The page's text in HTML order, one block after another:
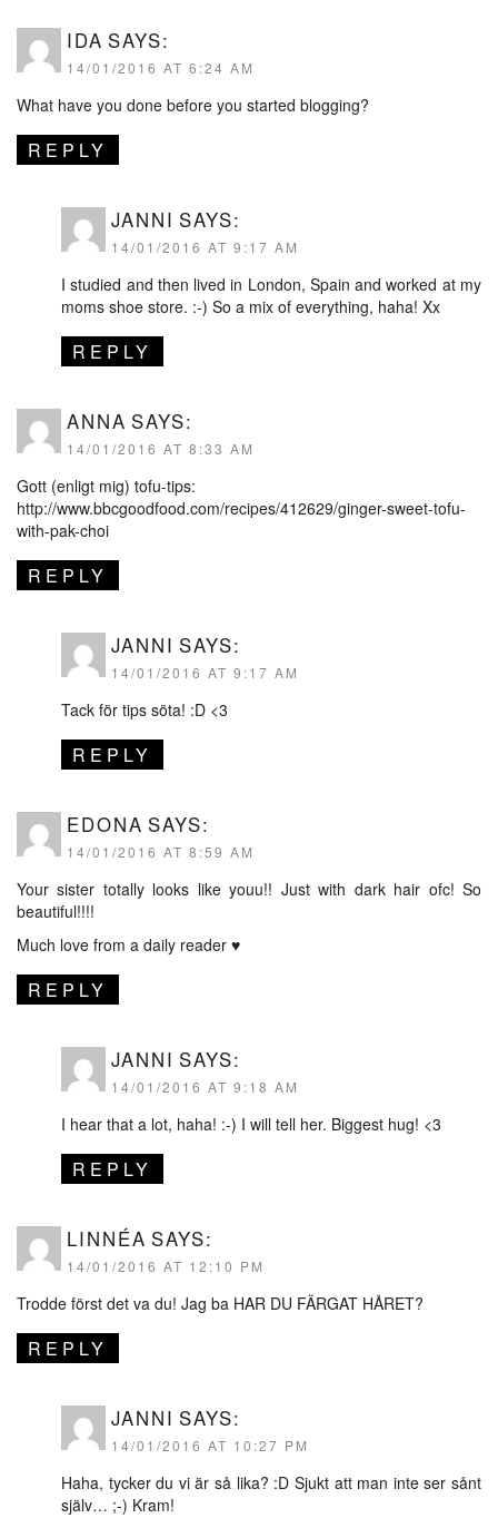
IDA SAYS:
14/01/2016 AT 6:24 AM
What have you done before you started blogging?
REPLY
JANNI SAYS:
14/01/2016 AT 9:17 AM
I studied and then lived in London, Spain and worked at my
moms shoe store. :-) So a mix of everything, haha! Xx
REPLY
ANNA SAYS:
14/01/2016 AT 8:33 AM
Gott (enligt mig) tofu-tips:
http://www.bbcgoodfood.com/recipes/412629/ginger-sweet-tofu-
with-pak-choi
REPLY
JANNI SAYS:
14/01/2016 AT 9:17 AM
Tack för tips söta! :D <3
REPLY
EDONA SAYS:
14/01/2016 AT 8:59 AM
Your sister totally looks like youu!! Just with dark hair ofc! So
beautiful!!!!
Much love from a daily reader ♥
REPLY
JANNI SAYS:
14/01/2016 AT 9:18 AM
I hear that a lot, haha! :-) I will tell her. Biggest hug! <3
REPLY
LINNÉA SAYS:
14/01/2016 AT 12:10 PM
Trodde först det va du! Jag ba HAR DU FÄRGAT HÅRET?
REPLY
JANNI SAYS:
14/01/2016 AT 10:27 PM
Haha, tycker du vi är så lika? :D Sjukt att man inte ser sånt
själv… ;-) Kram!